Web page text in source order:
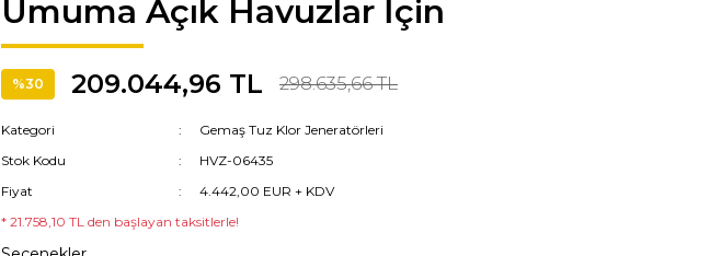
Umuma Açık Havuzlar İçin
%30 209.044,96 TL 298.635,66 TL
Kategori
Gemaş Tuz Klor Jeneratörleri
Stok Kodu
HVZ-06435
Fiyat
4.442,00 EUR + KDV
* 21.758,10 TL den başlayan taksitlerle!